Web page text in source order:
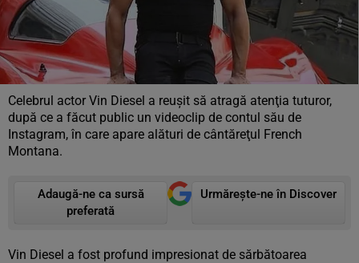
Celebrul actor Vin Diesel a reuşit să atragă atenţia tuturor,
după ce a făcut public un videoclip de contul său de
Instagram, în care apare alături de cântăreţul French
Montana.
Adaugă-ne ca sursă
preferată
Urmărește-ne în Discover
Vin Diesel a fost profund impresionat de sărbătoarea